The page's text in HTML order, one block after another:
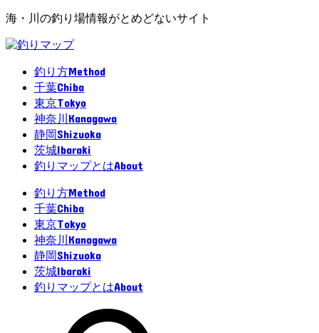
海・川の釣り場情報がとめどないサイト
釣り方Method
千葉Chiba
東京Tokyo
神奈川 Kanagawa
静岡Shizuoka
茨城Ibaraki
釣りマップとはAbout
釣り方Method
千葉Chiba
東京Tokyo
神奈川 Kanagawa
静岡Shizuoka
茨城Ibaraki
釣りマップとはAbout